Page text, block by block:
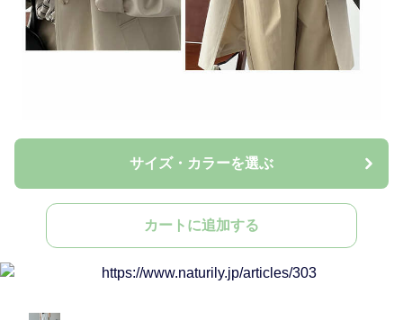
サイズ・カラーを選ぶ
カートに追加する